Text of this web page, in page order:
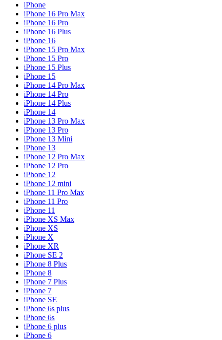
iPhone
iPhone 16 Pro Max
iPhone 16 Pro
iPhone 16 Plus
iPhone 16
iPhone 15 Pro Max
iPhone 15 Pro
iPhone 15 Plus
iPhone 15
iPhone 14 Pro Max
iPhone 14 Pro
iPhone 14 Plus
iPhone 14
iPhone 13 Pro Max
iPhone 13 Pro
iPhone 13 Mini
iPhone 13
iPhone 12 Pro Max
iPhone 12 Pro
iPhone 12
iPhone 12 mini
iPhone 11 Pro Max
iPhone 11 Pro
iPhone 11
iPhone XS Max
iPhone XS
iPhone X
iPhone XR
iPhone SE 2
iPhone 8 Plus
iPhone 8
iPhone 7 Plus
iPhone 7
iPhone SE
iPhone 6s plus
iPhone 6s
iPhone 6 plus
iPhone 6